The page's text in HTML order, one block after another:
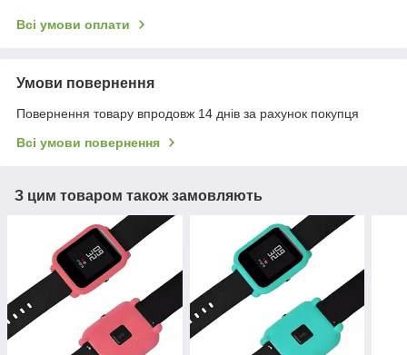
Всі умови оплати
Умови повернення
Повернення товару впродовж 14 днів за рахунок покупця
Всі умови повернення
З цим товаром також замовляють